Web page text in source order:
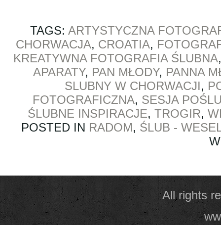
TAGS: ARTYSTYCZNA
CHORWACJA, CROATIA,
KREATYWNA FOTOGRAFIA ŚLUBNA
APARATY, PAN MŁODY, PANNA
SLUBNY W CHORWACJI,
FOTOGRAFICZNA, SESJA
ŚLUBNE INSPIRACJE, TROGIR,
POSTED IN RADOM, ŚLUB -
All rights